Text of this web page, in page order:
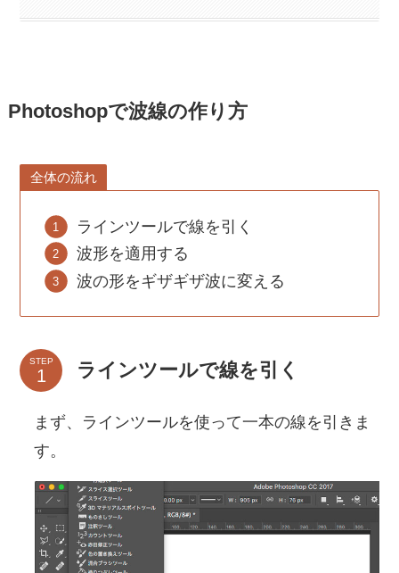
Photoshopで波線の作り方
全体の流れ
ラインツールで線を引く
波形を適用する
波の形をギザギザ波に変える
STEP ラインツールで線を引く
まず、ラインツールを使って一本の線を引きま
す。